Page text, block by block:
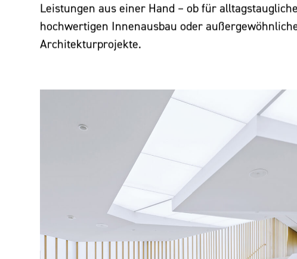
Leistungen aus einer Hand – ob für
hochwertigen Innenausbau oder
Architekturprojekte.